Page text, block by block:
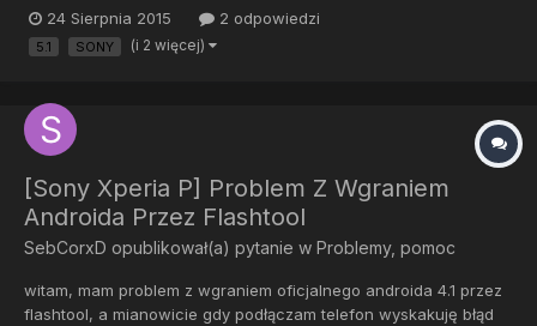
kiedy będzie aktualizacja na resztę urządzeń ? Przekopałem pół
Internetu i nic nie znalazłem więcej na ten temat....
24 Sierpnia 2015 2 odpowiedzi
5.1 SONY (i 2 więcej)
[Sony Xperia P] Problem Z Wgraniem
Androida Przez Flashtool
SebCorxD opublikował(a) pytanie w Problemy, pomoc
witam, mam problem z wgraniem oficjalnego androida 4.1 przez
flashtool, a mianowicie gdy podłączam telefon wyskakuję błąd